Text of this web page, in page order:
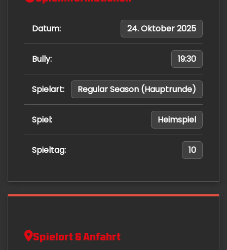
Datum: 24. Oktober 2025
Bully: 19:30
Spielart: Regular Season (Hauptrunde)
Spiel: Heimspiel
Spieltag: 10
Spielort & Anfahrt